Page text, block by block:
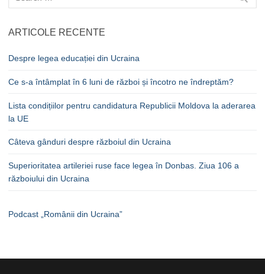
după:
ARTICOLE RECENTE
Despre legea educației din Ucraina
Ce s-a întâmplat în 6 luni de război și încotro ne îndreptăm?
Lista condițiilor pentru candidatura Republicii Moldova la aderarea
la UE
Câteva gânduri despre războiul din Ucraina
Superioritatea artileriei ruse face legea în Donbas. Ziua 106 a
războiului din Ucraina
Podcast „Românii din Ucraina”